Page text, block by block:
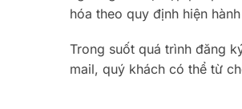
hóa theo quy định hiện
Trong suốt quá trình đăng
mail, quý khách có thể từ